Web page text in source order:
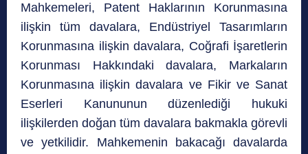
Mahkemeleri, Patent Haklarının Korunmasına
ilişkin tüm davalara, Endüstriyel Tasarımların
Korunmasına ilişkin davalara, Coğrafi İşaretlerin
Korunması Hakkındaki davalara, Markaların
Korunmasına ilişkin davalara ve Fikir ve Sanat
Eserleri Kanununun düzenlediği hukuki
ilişkilerden doğan tüm davalara bakmakla görevli
ve yetkilidir. Mahkemenin bakacağı davalarda